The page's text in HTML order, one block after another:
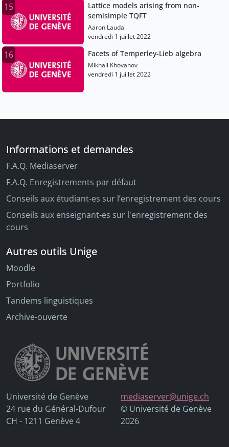
15
Lattice models arising from non-
semisimple TQFT
Aaron Lauda
vendredi 1 juillet 2022
16 Facets of Temperley-Lieb algebra
Mikhail Khovanov
vendredi 1 juillet 2022
Informations et demandes
F.A.Q. Mediaserver
F.A.Q. Enregistrements par défaut
Conseils aux étudiant-es sur l’enregistrement des cours
Conseils aux enseignant-es sur l'enregistrement des
cours
Autres outils Unige
Moodle
Portfolio
Tandems linguistiques
Archive-ouverte
Université de Genève
24 rue du Général-Dufour
CH - 1211 Genève 4
mediaserver@unige.ch
© Université de Genève
2026